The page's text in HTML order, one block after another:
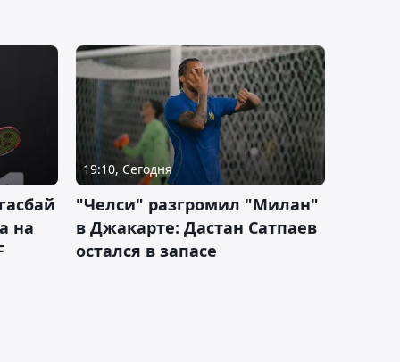
на
19:10, Сегодня
"Челси" разгромил "Милан"
в Джакарте: Дастан Сатпаев
остался в запасе